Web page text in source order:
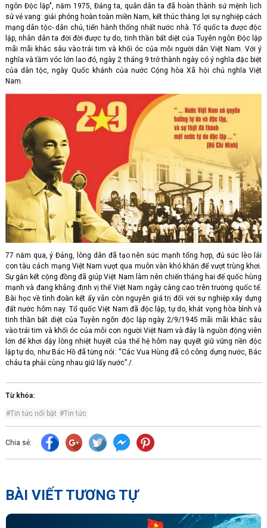
ngôn Độc lập", năm 1975, Đảng ta, quân dân ta đã hoàn thành sứ mệnh lịch
sử vẻ vang: giải phóng hoàn toàn miền Nam, kết thúc thắng lợi sự nghiệp cách
mạng dân tộc- dân chủ, tiến hành thống nhất nước nhà. Tổ quốc ta được độc
lập, nhân dân ta đời đời được tự do, tinh thần bất diệt của Tuyên ngôn Độc lập
mãi mãi khắc sâu vào trái tim và khối óc của mỗi người dân Việt Nam. Với ý
nghĩa và tầm vóc lớn lao đó, ngày 2 tháng 9 trở thành ngày có ý nghĩa đặc biệt
của dân tộc, ngày Quốc khánh của nước Cộng hòa Xã hội chủ nghĩa Việt
Nam.
77 năm qua, ý Đảng, lòng dân đã tạo nên sức mạnh tổng hợp, đủ sức lèo lái
con tàu cách mạng Việt Nam vượt qua muôn vàn khó khăn để vượt trùng khơi.
Sự gắn kết cộng đồng đã giúp Việt Nam làm nên chiến thắng hai đế quốc hùng
mạnh và đang khẳng định vị thế Việt Nam ngày càng cao trên trường quốc tế.
Bài học về tình đoàn kết ấy vẫn còn nguyên giá trị đối với sự nghiệp xây dựng
đất nước hôm nay. Tổ quốc Việt Nam đã độc lập, tự do, khát vọng hòa bình và
tinh thần bất diệt của Tuyên ngôn độc lập ngày 2/9/1945 mãi mãi khắc sâu
vào trái tim và khối óc của mỗi con người Việt Nam và đây là nguồn động viên
lớn để khơi dậy lòng nhiệt huyết của thế hệ hôm nay quyết giữ vững nền độc
lập tự do, như Bác Hồ đã từng nói: “Các Vua Hùng đã có công dựng nước, Bác
cháu ta phải cùng nhau giữ lấy nước”./.
Từ khóa:
#Tin tức nổi bật #Tin tức
Chia sẻ:
BÀI VIẾT TƯƠNG TỰ